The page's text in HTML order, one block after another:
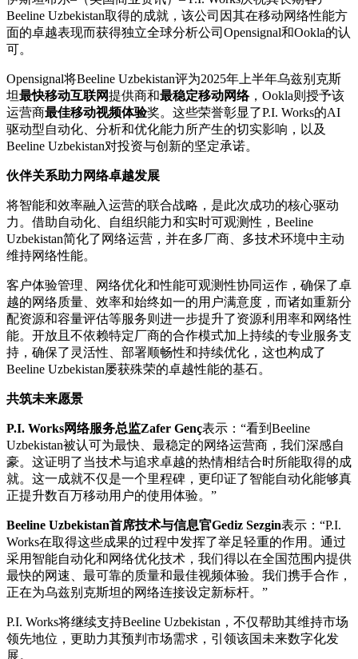
Beeline Uzbekistan取得的成就，该公司因其在移动网络性能方
面的卓越表现而获得独立全球分析公司Opensignal和Ookla的认
可。
Opensignal将Beeline Uzbekistan评为2025年上半年乌兹别克斯
坦最快移动互联网提供商和最稳定移动网络，Ookla则授予该
运营商最佳移动视频体验奖。这些荣誉彰显了P.I. Works的AI
驱动型自动化、分析和优化能力所产生的切实影响，以及
Beeline Uzbekistan对投资与创新的坚定承诺。
伙伴关系助力网络卓越发展
将智能和效率融入运营的联合战略，是此次成功的核心驱动
力。借助自动化、自组织能力和实时可观测性，Beeline
Uzbekistan简化了网络运营，并在多厂商、多技术环境中主动
维持网络性能。
客户体验管理、网络优化和性能可观测性协同运作，确保了卓
越的网络质量、效率和始终如一的用户满意度，而诸如重新分
配资源和容量评估等服务则进一步提升了资源利用率和网络性
能。开放且不依赖特定厂商的合作模式加上持续的专业服务支
持，确保了灵活性、部署顺畅性和持续优化，这也构成了
Beeline Uzbekistan屡获殊荣的卓越性能的基石。
共筑未来愿景
P.I. Works网络服务总监Zafer Genç表示：“看到Beeline
Uzbekistan被认可为最快、最稳定的网络运营商，我们深感自
豪。这证明了当技术与追求卓越的热情相结合时所能取得的成
就。这一成就不仅是一个里程碑，更印证了智能自动化能够真
正提升数百万移动用户的使用体验。”
Beeline Uzbekistan首席技术与信息官Gediz Sezgin表示：“P.I.
Works在取得这些成果的过程中发挥了举足轻重的作用。通过
采用智能自动化和网络优化技术，我们得以在全国范围内提供
最快的网速、最可靠的质量和最佳视频体验。我们携手合作，
正在为乌兹别克斯坦的网络连接设定新标杆。”
P.I. Works将继续支持Beeline Uzbekistan，不仅帮助其维持市场
领先地位，更助力其预判市场需求，引领该国未来数字化发
展。